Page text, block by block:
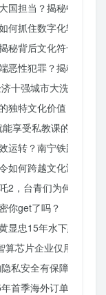
国担当？揭秘中国方
何抓住数字化转型的
背后文化符号的力量
恶性犯罪？揭秘重大
十强城市大洗牌
独特文化价值
享受私教课的秘密
运转？南宁铁路枢纽
何跨越文化鸿沟？
2，台青们为何如此惊
你get了吗？
显忠15年水下默剧惊
芯片企业仅用一周
私安全有保障了吗？
首季海外订单激增，